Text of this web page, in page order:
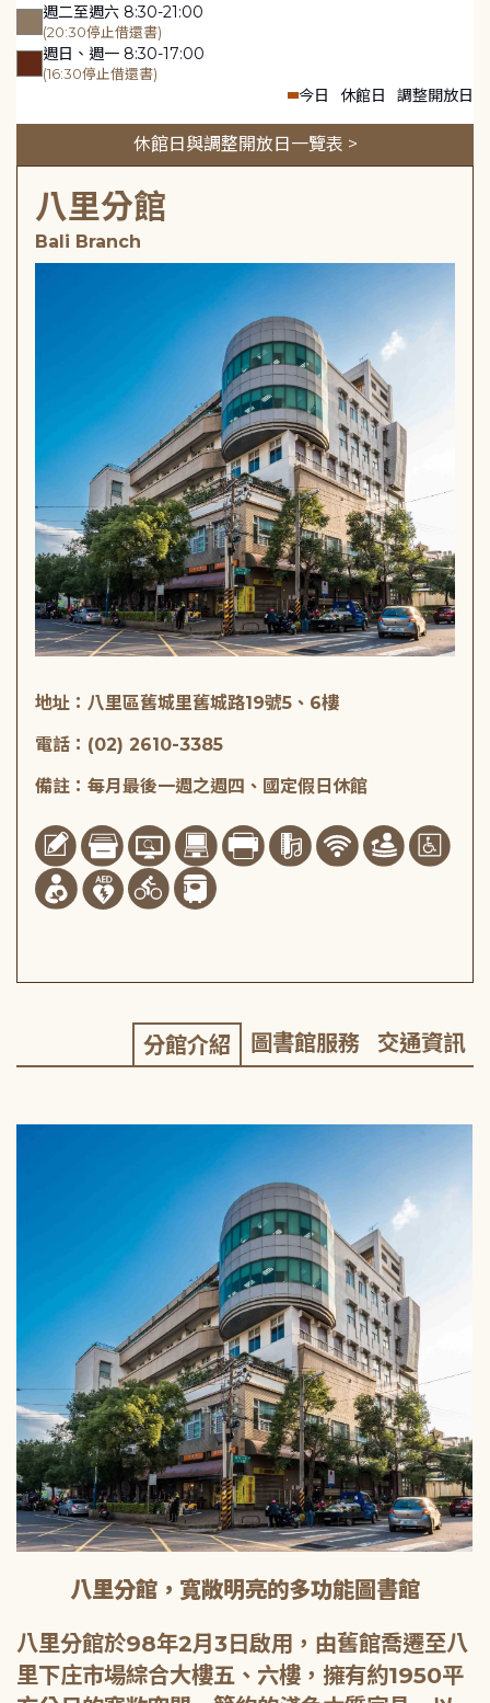
週二至週六 8:30-21:00
(20:30停止借還書)
週日、週一 8:30-17:00
(16:30停止借還書)
今日 休館日 調整開放日
休館日與調整開放日一覽表 >
八里分館
Bali Branch
地址：八里區舊城里舊城路19號5、6樓
電話：(02) 2610-3385
備註：每月最後一週之週四、國定假日休館
分館介紹 圖書館服務 交通資訊
八里分館，寬敞明亮的多功能圖書館
八里分館於98年2月3日啟用，由舊館喬遷至八
里下庄市場綜合大樓五、六樓，擁有約1950平